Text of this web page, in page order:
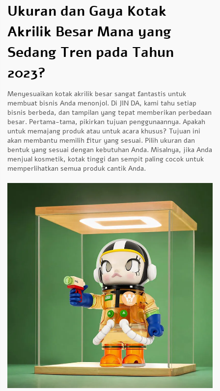
Ukuran dan Gaya Kotak
Akrilik Besar Mana yang
Sedang Tren pada Tahun
2023?
Menyesuaikan kotak akrilik besar sangat fantastis untuk
membuat bisnis Anda menonjol. Di JIN DA, kami tahu setiap
bisnis berbeda, dan tampilan yang tepat memberikan perbedaan
besar. Pertama-tama, pikirkan tujuan penggunaannya. Apakah
untuk memajang produk atau untuk acara khusus? Tujuan ini
akan membantu memilih fitur yang sesuai. Pilih ukuran dan
bentuk yang sesuai dengan kebutuhan Anda. Misalnya, jika Anda
menjual kosmetik, kotak tinggi dan sempit paling cocok untuk
memperlihatkan semua produk cantik Anda.